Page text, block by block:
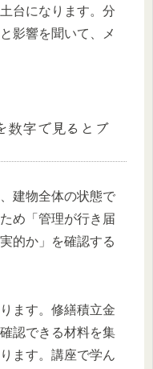
台になります。分
影響を聞いて、メ
数字で見るとブ
建物全体の状態で
め「管理が行き届
的か」を確認する
ます。修繕積立金
認できる材料を集
ます。講座で学ん